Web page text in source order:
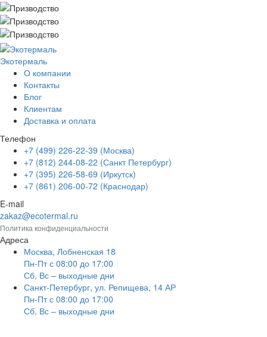
Экотермаль
О компании
Контакты
Блог
Клиентам
Доставка и оплата
Телефон
+7 (499) 226-22-39 (Москва)
+7 (812) 244-08-22 (Санкт Петербург)
+7 (395) 226-58-69 (Иркутск)
+7 (861) 206-00-72 (Краснодар)
E-mail
zakaz@ecotermal.ru
Политика конфиденциальности
Адреса
Москва, Лобненская 18
Пн-Пт с 08:00 до 17:00
Сб, Вс – выходные дни
Санкт-Петербург, ул. Репищева, 14 АР
Пн-Пт с 08:00 до 17:00
Сб, Вс – выходные дни